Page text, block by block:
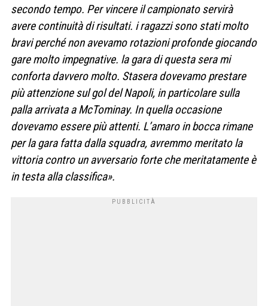
secondo tempo. Per vincere il campionato servirà
avere continuità di risultati. i ragazzi sono stati molto
bravi perché non avevamo rotazioni profonde giocando
gare molto impegnative. la gara di questa sera mi
conforta davvero molto. Stasera dovevamo prestare
più attenzione sul gol del Napoli, in particolare sulla
palla arrivata a McTominay. In quella occasione
dovevamo essere più attenti. L’amaro in bocca rimane
per la gara fatta dalla squadra, avremmo meritato la
vittoria contro un avversario forte che meritatamente è
in testa alla classifica».